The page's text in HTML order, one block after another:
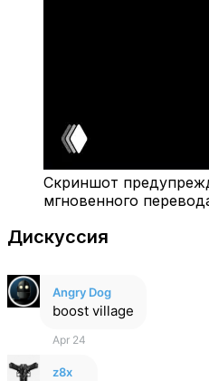
Скриншот
мгновенного
Дискуссия
Angry Dog
boost village
Apr 24
z8x